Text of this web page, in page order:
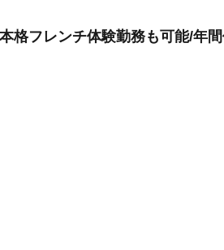
格フレンチ体験勤務も可能/年